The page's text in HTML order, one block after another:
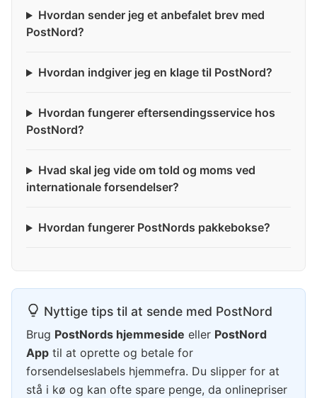
Hvordan sender jeg et anbefalet brev med
PostNord?
Hvordan indgiver jeg en klage til PostNord?
Hvordan fungerer eftersendingsservice hos
PostNord?
Hvad skal jeg vide om told og moms ved
internationale forsendelser?
Hvordan fungerer PostNords pakkebokse?
Nyttige tips til at sende med PostNord
Brug PostNords hjemmeside eller PostNord
App til at oprette og betale for
forsendelseslabels hjemmefra. Du slipper for at
stå i kø og kan ofte spare penge, da onlinepriser